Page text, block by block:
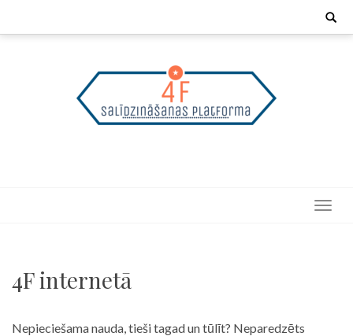
Search
4F internetā
Nepieciešama nauda, tieši tagad un tūlīt? Neparedzēts